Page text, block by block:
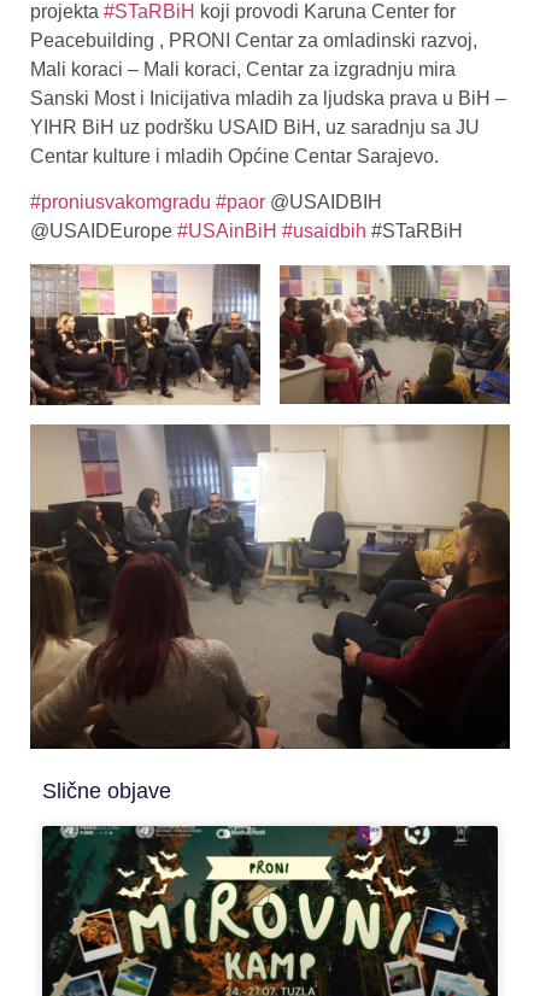
projekta #STaRBiH koji provodi Karuna Center for
Peacebuilding , PRONI Centar za omladinski razvoj,
Mali koraci – Mali koraci, Centar za izgradnju mira
Sanski Most i Inicijativa mladih za ljudska prava u BiH –
YIHR BiH uz podršku USAID BiH, uz saradnju sa JU
Centar kulture i mladih Općine Centar Sarajevo.
#proniusvakomgradu #paor @USAIDBIH
@USAIDEurope #USAinBiH #usaidbih #STaRBiH
Slične objave